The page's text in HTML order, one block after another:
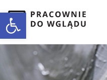
Open toolbar